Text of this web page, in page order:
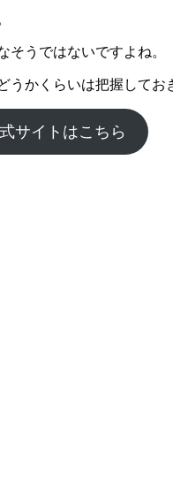
うではないですよね。
うかくらいは把握して
サイトはこちら